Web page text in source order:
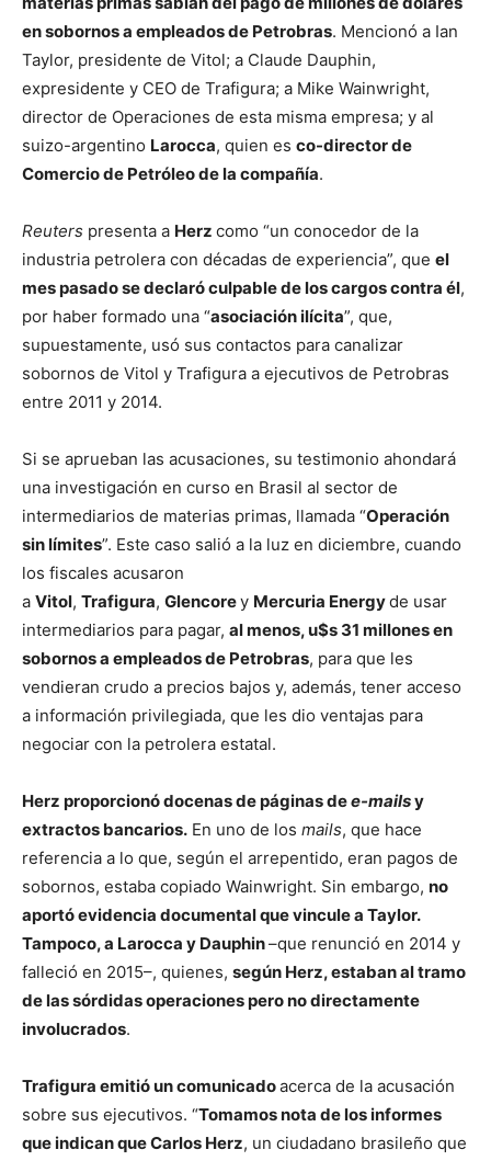
en sobornos a empleados de Petrobras. Mencionó a Ian
Taylor, presidente de Vitol; a Claude Dauphin,
expresidente y CEO de Trafigura; a Mike Wainwright,
director de Operaciones de esta misma empresa; y al
suizo-argentino Larocca, quien es co-director de
Comercio de Petróleo de la compañía.
Reuters presenta a Herz como “un conocedor de la
industria petrolera con décadas de experiencia”, que el
mes pasado se declaró culpable de los cargos contra él,
por haber formado una “asociación ilícita”, que,
supuestamente, usó sus contactos para canalizar
sobornos de Vitol y Trafigura a ejecutivos de Petrobras
entre 2011 y 2014.
Si se aprueban las acusaciones, su testimonio ahondará
una investigación en curso en Brasil al sector de
intermediarios de materias primas, llamada “Operación
sin límites”. Este caso salió a la luz en diciembre, cuando
los fiscales acusaron
a Vitol, Trafigura, Glencorey Mercuria Energyde usar
intermediarios para pagar, al menos, u$s 31 millones en
sobornos a empleados de Petrobras, para que les
vendieran crudo a precios bajos y, además, tener acceso
a información privilegiada, que les dio ventajas para
negociar con la petrolera estatal.
Herz proporcionó docenas de páginas dee-mailsy
extractos bancarios. En uno de los mails, que hace
referencia a lo que, según el arrepentido, eran pagos de
sobornos, estaba copiado Wainwright. Sin embargo, no
aportó evidencia documental que vincule a Taylor.
Tampoco, a Larocca y Dauphin–que renunció en 2014 y
falleció en 2015–, quienes, según Herz, estaban al tramo
de las sórdidas operaciones pero no directamente
involucrados.
Trafigura emitió un comunicadoacerca de la acusación
sobre sus ejecutivos. “Tomamos nota de los informes
que indican que Carlos Herz, un ciudadano brasileño que